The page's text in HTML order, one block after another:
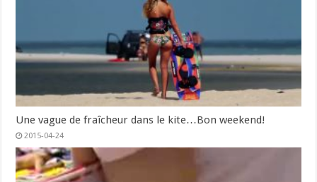
Une vague de fraîcheur dans le kite…Bon weekend!
2015-04-24